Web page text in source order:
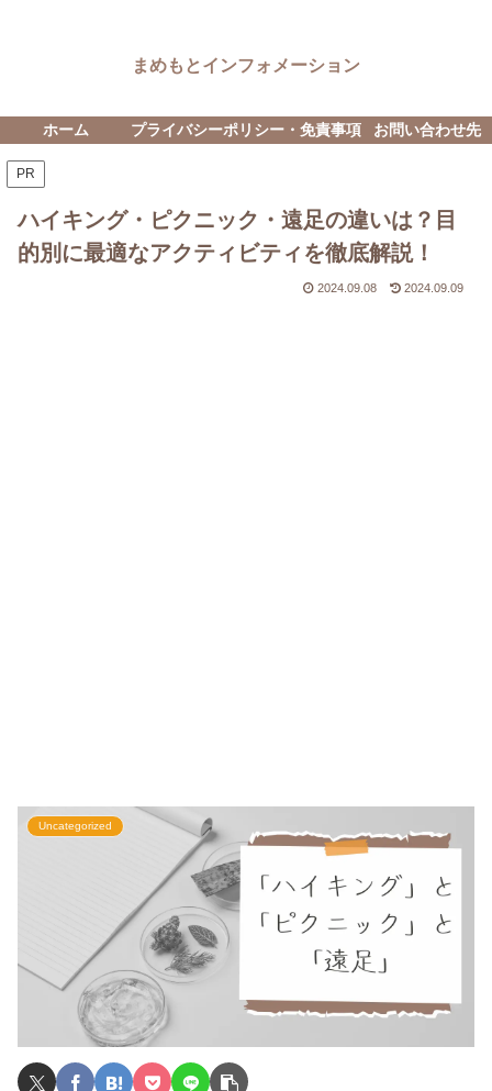
まめもとインフォメーション
ホーム プライバシーポリシー・免責事項 お問い合わせ先
PR
ハイキング・ピクニック・遠足の違いは？目
的別に最適なアクティビティを徹底解説！
2024.09.08 2024.09.09
Uncategorized